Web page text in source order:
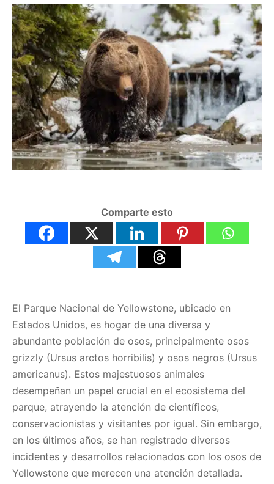
Comparte esto
El Parque Nacional de Yellowstone, ubicado en
Estados Unidos, es hogar de una diversa y
abundante población de osos, principalmente osos
grizzly (Ursus arctos horribilis) y osos negros (Ursus
americanus). Estos majestuosos animales
desempeñan un papel crucial en el ecosistema del
parque, atrayendo la atención de científicos,
conservacionistas y visitantes por igual. Sin embargo,
en los últimos años, se han registrado diversos
incidentes y desarrollos relacionados con los osos de
Yellowstone que merecen una atención detallada.​